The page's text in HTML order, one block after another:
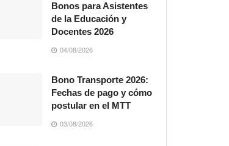
Bonos para Asistentes
de la Educación y
Docentes 2026
04/08/2026
Bono Transporte 2026:
Fechas de pago y cómo
postular en el MTT
03/08/2026